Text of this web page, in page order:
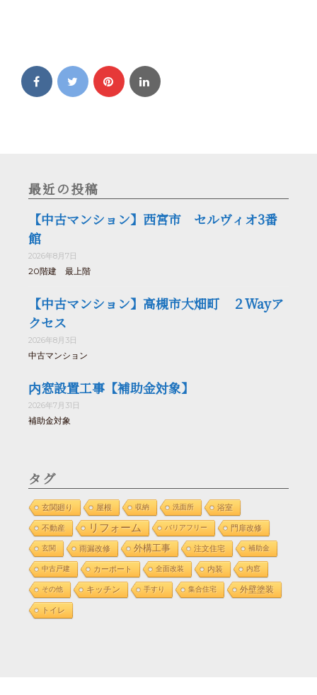
最近の投稿
【中古マンション】西宮市 セルヴィオ3番
館
2026年8月7日
20階建 最上階
【中古マンション】高槻市大畑町 ２Wayア
クセス
2026年8月3日
中古マンション
内窓設置工事【補助金対象】
2026年7月31日
補助金対象
タグ
玄関廻り 屋根 収納 洗面所 浴室
不動産 リフォーム バリアフリー 門扉改修
玄関 雨漏改修 外構工事 注文住宅 補助金
中古戸建 カーポート 全面改装 内装 内窓
その他 キッチン 手すり 集合住宅 外壁塗装
トイレ